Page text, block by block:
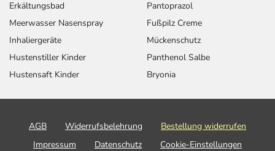
Erkältungsbad
Meerwasser Nasenspray
Inhaliergeräte
Hustenstiller Kinder
Hustensaft Kinder
Pantoprazol
Fußpilz Creme
Mückenschutz
Panthenol Salbe
Bryonia
AGB Widerrufsbelehrung
Bestellung widerrufen
Impressum
Datenschutz
Cookie-Einstellungen